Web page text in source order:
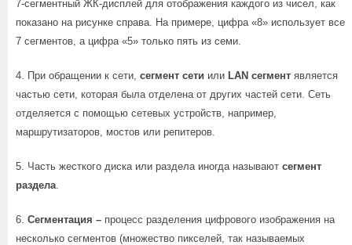
7-сегментный ЖК-дисплей для отображения каждого из чисел, как
показано на рисунке справа. На примере, цифра «8» использует все
7 сегментов, а цифра «5» только пять из семи.
4. При обращении к сети, сегмент сети или LAN сегмент является
частью сети, которая была отделена от других частей сети. Сеть
отделяется с помощью сетевых устройств, например,
маршрутизаторов, мостов или репитеров.
5. Часть жесткого диска или раздела иногда называют сегмент
раздела.
6. Сегментация – процесс разделения цифрового изображения на
несколько сегментов (множество пикселей, так называемых